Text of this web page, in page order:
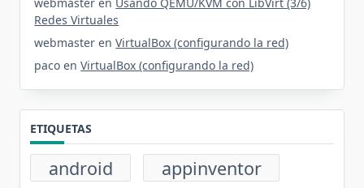
webmaster en Usando QEMU/KVM con LibVirt (3/6)
Redes Virtuales
webmaster enVirtualBox (configurando la red)
paco enVirtualBox (configurando la red)
ETIQUETAS
android appinventor